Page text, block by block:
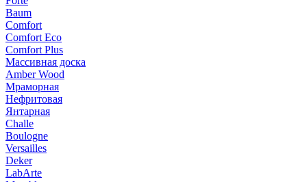
Baum
Comfort
Comfort Eco
Comfort Plus
Массивная доска
Amber Wood
Мраморная
Нефритовая
Янтарная
Challe
Boulogne
Versailles
Deker
LabArte